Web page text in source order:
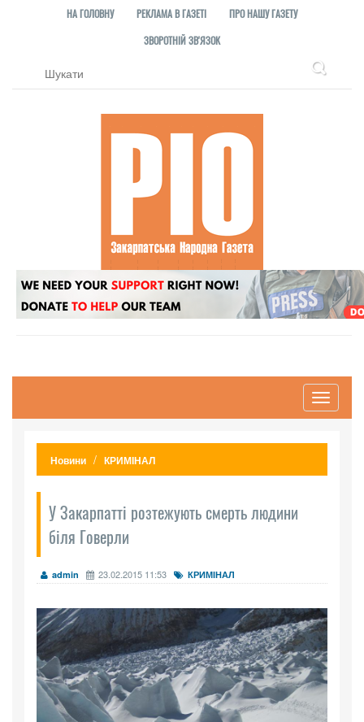
НА ГОЛОВНУ РЕКЛАМА В ГАЗЕТІ
ПРО НАШУ ГАЗЕТУ
ЗВОРОТНІЙ ЗВ'ЯЗОК
Toggle
Новини КРИМІНАЛ
У Закарпатті розтежують смерть людини
біля Говерли
admin 23.02.2015 11:53 КРИМІНАЛ